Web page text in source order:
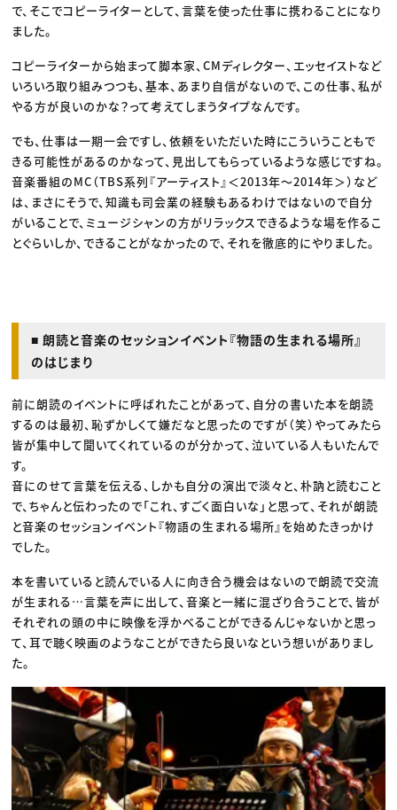
で、そこでコピーライターとして、言葉を使った仕事に携わることになり
ました。
コピーライターから始まって脚本家、CMディレクター、エッセイストなど
いろいろ取り組みつつも、基本、あまり自信がないので、この仕事、私が
やる方が良いのかな？って考えてしまうタイプなんです。
でも、仕事は一期一会ですし、依頼をいただいた時にこういうこともで
きる可能性があるのかなって、見出してもらっているような感じですね。
音楽番組のMC（TBS系列『アーティスト』＜2013年〜2014年＞）など
は、まさにそうで、知識も司会業の経験もあるわけではないので自分
がいることで、ミュージシャンの方がリラックスできるような場を作るこ
とぐらいしか、できることがなかったので、それを徹底的にやりました。
■ 朗読と音楽のセッションイベント『物語の生まれる場所』
のはじまり
前に朗読のイベントに呼ばれたことがあって、自分の書いた本を朗読
するのは最初、恥ずかしくて嫌だなと思ったのですが（笑）やってみたら
皆が集中して聞いてくれているのが分かって、泣いている人もいたんで
す。
音にのせて言葉を伝える、しかも自分の演出で淡々と、朴訥と読むこと
で、ちゃんと伝わったので「これ、すごく面白いな」と思って、それが朗読
と音楽のセッションイベント『物語の生まれる場所』を始めたきっかけ
でした。
本を書いていると読んでいる人に向き合う機会はないので朗読で交流
が生まれる…言葉を声に出して、音楽と一緒に混ざり合うことで、皆が
それぞれの頭の中に映像を浮かべることができるんじゃないかと思っ
て、耳で聴く映画のようなことができたら良いなという想いがありまし
た。